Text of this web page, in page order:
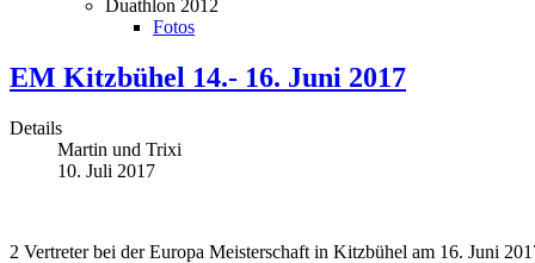
Duathlon 2012
Fotos
EM Kitzbühel 14.- 16. Juni 2017
Details
Martin und Trixi
10. Juli 2017
2 Vertreter bei der Europa Meisterschaft in Kitzbühel am 16. Juni